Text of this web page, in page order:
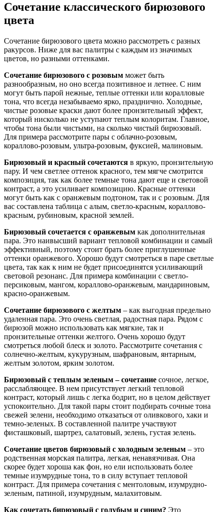
Сочетание классического бирюзового
цвета
Сочетание бирюзового цвета можно рассмотреть с разных
ракурсов. Ниже для вас палитры с каждым из значимых
цветов, но разными оттенками.
Сочетание бирюзового с розовым может быть
разнообразным, но оно всегда позитивное и летнее. С ним
могут быть парой нежные, теплые оттенки или коралловые
тона, что всегда незабываемо ярко, празднично. Холодные,
чистые розовые краски дают более пронзительный эффект,
который нисколько не уступают теплым колоритам. Главное,
чтобы тона были чистыми, на сколько чистый бирюзовый.
Для примера рассмотрите пары с облачно-розовым,
кораллово-розовым, ультра-розовым, фуксией, малиновым.
Бирюзовый и красный сочетаются в яркую, пронзительную
пару. И чем светлее оттенок красного, тем мягче смотрится
композиция, так как более темные тона дают еще и световой
контраст, а это усиливает композицию. Красные оттенки
могут быть как с оранжевым подтоном, так и с розовым. Для
вас составлена таблица с алым, светло-красным, кораллово-
красным, рубиновым, красной землей.
Бирюзовый сочетается с оранжевым как дополнительная
пара. Это наивысший вариант тепловой комбинации и самый
эффективный, поэтому стоит брать более приглушенные
оттенки оранжевого. Хорошо будут смотреться в паре светлые
цвета, так как к ним не будет присоединятся усиливающий
световой резонанс. Для примера комбинации с светло-
персиковым, мангом, кораллово-оранжевым, мандариновым,
красно-оранжевым.
Сочетание бирюзового с желтым – как выгодная предельно
удаленная пара. Это очень светлая, радостная пара. Рядом с
бирюзой можно использовать как мягкие, так и
пронзительные оттенки желтого. Очень хорошо будут
смотреться любой блеск и золото. Рассмотрите сочетания с
солнечно-желтым, кукурузным, шафрановым, янтарным,
желтым золотом, ярким золотом.
Бирюзовый с теплым зеленым – сочетание сочное, легкое,
расслабляющее. В нем присутствует легкий тепловой
контраст, который лишь с легка бодрит, но в целом действует
успокоительно. Для такой пары стоит подбирать сочные тона
свежей зелени, необходимо отказаться от оливкового, хаки и
темно-зеленых. В составленной палитре участвуют
фисташковый, шартрез, салатовый, зелень, густая зелень.
Сочетание цветов бирюзовый с холодным зеленым – это
родственная морская палитра, легкая, ненавязчивая. Она
скорее будет хороша как фон, но ели использовать более
темные изумрудные тона, то в силу вступает тепловой
контраст. Для примера сочетания с ментоловым, изумрудно-
зеленым, патиной, изумрудным, малахитовым.
Как сочетать бирюзовый с голубым и синим? Это